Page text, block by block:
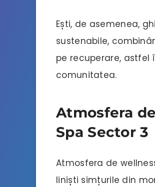
Ești, de asemenea,
sustenabile,
pe recuperare, astfel
comunitatea.
Atmosfera
Spa Sector 3
Atmosfera de
liniști simțurile din